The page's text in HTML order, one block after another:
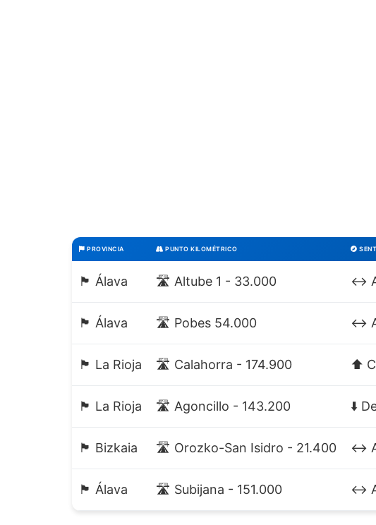
PROVINCIA PUNTO KILOMÉTRICO
🏴 Álava 🛣️ Altube 1 - 33.000 ↔️
🏴 Álava 🛣️ Pobes 54.000 ↔️
🏴 La Rioja 🛣️ Calahorra - 174.900 ⬆️
🏴 La Rioja 🛣️ Agoncillo - 143.200 ⬇️
🏴 Bizkaia 🛣️ Orozko-San Isidro - 21.400 ↔️
🏴 Álava 🛣️ Subijana - 151.000 ↔️